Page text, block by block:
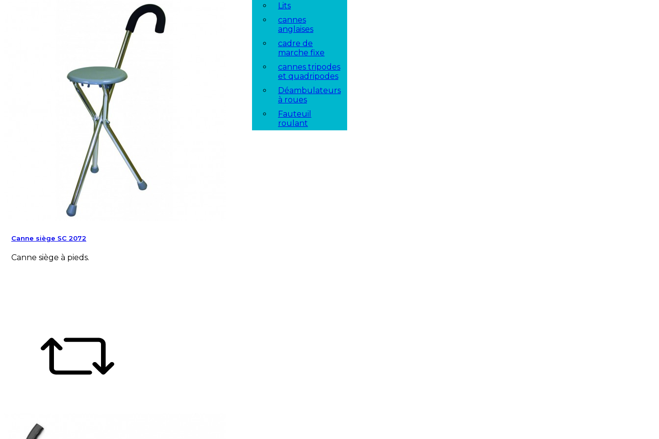
Lits
cannes
anglaises
cadre de
marche fixe
cannes tripodes
et quadripodes
Déambulateurs
à roues
Fauteuil
roulant
Canne siège SC 2072
Canne siège à pieds.